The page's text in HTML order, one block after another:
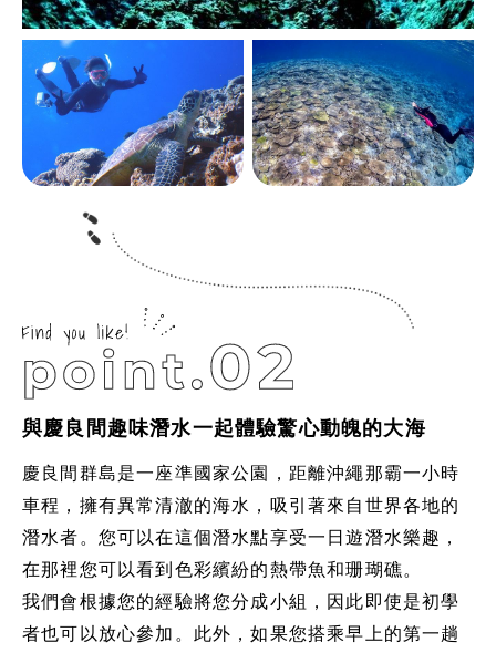
與慶良間趣味潛水一起體驗驚心動魄的大海
慶良間群島是一座準國家公園，距離沖繩那霸一小時
車程，擁有異常清澈的海水，吸引著來自世界各地的
潛水者。您可以在這個潛水點享受一日遊潛水樂趣，
在那裡您可以看到色彩繽紛的熱帶魚和珊瑚礁。
我們會根據您的經驗將您分成小組，因此即使是初學
者也可以放心參加。此外，如果您搭乘早上的第一趟